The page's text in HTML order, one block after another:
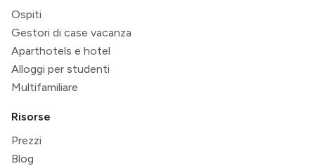
Ospiti
Gestori di case vacanza
Aparthotels e hotel
Alloggi per studenti
Multifamiliare
Risorse
Prezzi
Blog